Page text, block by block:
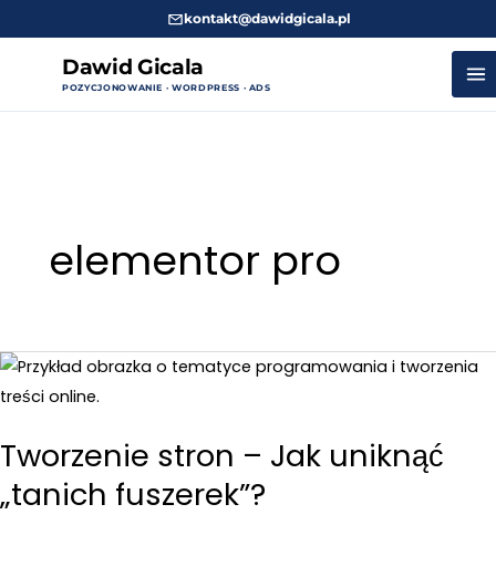
kontakt@dawidgicala.pl
Dawid Gicala
POZYCJONOWANIE · WORDPRESS · ADS
elementor pro
Tworzenie stron – Jak uniknąć
„tanich fuszerek”?